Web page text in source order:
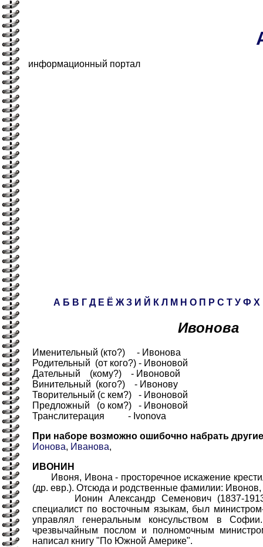
информационный портал
А Б В Г Д Е Ё Ж З И Й К Л М Н О П Р С Т У Ф Х
Ивонова
Именительный (кто?) - Ивонова
Родительный (от кого?) - Ивоновой
Дательный (кому?) - Ивоновой
Винительный (кого?) - Ивонову
Творительный (с кем?) - Ивоновой
Предложный (о ком?) - Ивоновой
Транслитерация - Ivonova
При наборе возможно ошибочно набрать
Ионова, Иванова,
ИВОНИН
Ивоня, Ивона - просторечное искажение
(др. евр.). Отсюда и родственные фамилии:
Ионин Александр Семенович (1837-1913)
специалист по восточным языкам, был
управлял генеральным консульством в
чрезвычайным послом и полномочным
написал книгу "По Южной Америке".